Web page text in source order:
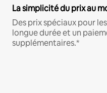
La simplicité du prix au
Des prix spéciaux pour
longue durée et un
supplémentaires.*